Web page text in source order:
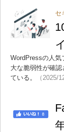
セ
WordPressの人気
大な脆弱性が確
ている。
（2025/